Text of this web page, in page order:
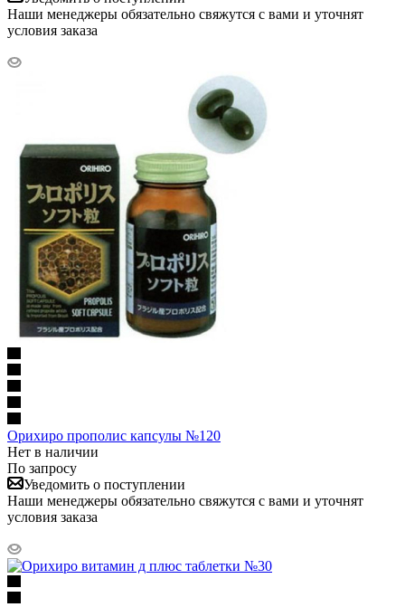
Наши менеджеры обязательно свяжутся с вами и уточнят
условия заказа
Орихиро прополис капсулы №120
Нет в наличии
По запросу
Уведомить о поступлении
Наши менеджеры обязательно свяжутся с вами и уточнят
условия заказа